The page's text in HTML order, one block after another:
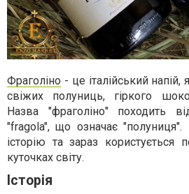
Фраголіно - це італійський напій,
свіжих полуниць, гіркого
Назва "фраголіно" походить
"fragola", що означає
історію та зараз користується
куточках світу.
Історія